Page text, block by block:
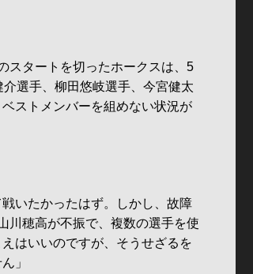
スタートを切ったホークスは、5
選手、柳田悠岐選手、今宮健太
ストメンバーを組めない状況が
いたかったはず。しかし、故障
川穂高が不振で、複数の選手を使
はいいのですが、そうせざるを
」